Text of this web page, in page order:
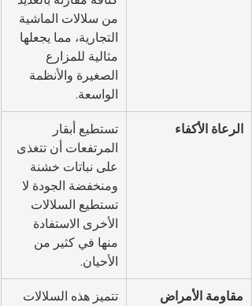
من سلالات الماشية
التجارية، مما يجعلها
مثالية للمزارع
الصغيرة والأنظمة
الواسعة.
الرعاة الأكفاء
تستطيع أبقار
المرتفعات أن تتغذى
على نباتات خشنة
ومنخفضة الجودة لا
تستطيع السلالات
الأخرى الاستفادة
منها في كثير من
الأحيان.
مقاومة الأمراض
تتميز هذه السلالات